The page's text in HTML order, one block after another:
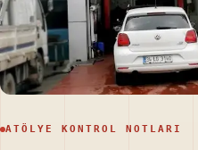
ATÖLYE KONTROL NOTLARI